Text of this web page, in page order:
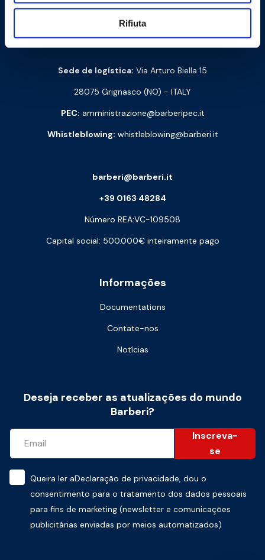
Rifiuta
Cod. NIPC: 00252070024
Via Monte Fenera, 7 - 13018 Valduggia (VC) - ITALY
Sede de logística: Via Arturo Biella 15
28075 Grignasco (NO) - ITALY
PEC: amministrazione@barberipec.it
Whistleblowing: whistleblowing@barberi.it
Informações
Documentations
Contate-nos
Notícias
barberi@barberi.it
+39 0163 48284
Número REA:VC-109508
Capital social: 500.000€ inteiramente pago
Deseja receber as atualizações do mundo
Barberi?
Inscreva-
se
Queira ler aDeclaração de privacidade, dou o
consentimento para o tratamento dos dados pessoais
para fins de marketing (newsletter e comunicações
publicitárias enviadas por meios automatizados)